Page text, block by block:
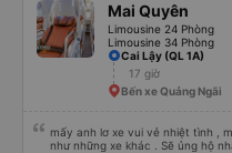
Mai Quyên
Limousine 24 Phòng
Limousine 34 Phòng
Cai Lậy (QL 1A)
17 giờ
Bến xe Quảng Ngãi
mấy anh lơ xe vui vẻ nhiệt tình ,
như những xe khác . Sẽ ủng hộ